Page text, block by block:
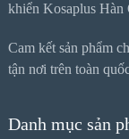
khiển Kosaplus
Cam kết sản phẩm
tận nơi trên toàn
Danh mục sản